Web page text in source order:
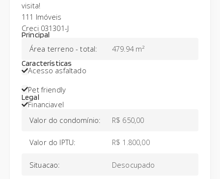
visita!
111 Imóveis
Creci 031301-J
Principal
Área terreno - total: 479.94 m²
Características
Acesso asfaltado
Pet friendly
Legal
Financiavel
Valor do condomínio: R$ 650,00
Valor do IPTU: R$ 1.800,00
Situacao: Desocupado